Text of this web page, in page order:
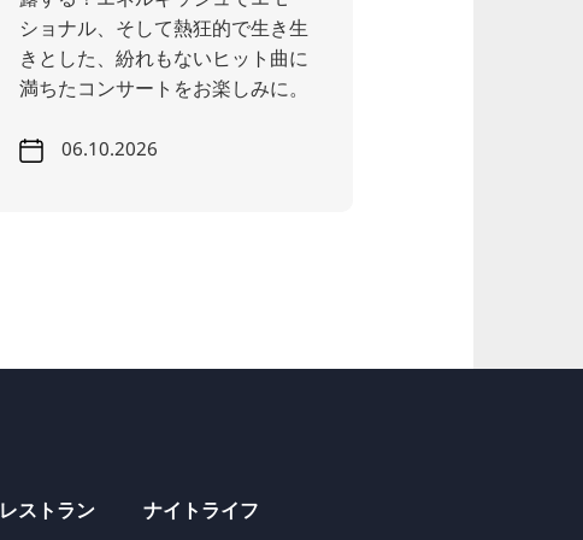
ショナル、そして熱狂的で生き生
きとした、紛れもないヒット曲に
満ちたコンサートをお楽しみに。
06.10.2026
レストラン ナイトライフ